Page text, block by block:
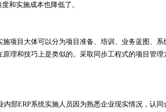
和实施成本也降低了。
施项目大体可以分为项目准备、培训、业务蓝图、
理和技巧上是类似的。采取同步工程式的项目管
内部ERP系统实施人员因为熟悉企业现实情况，认